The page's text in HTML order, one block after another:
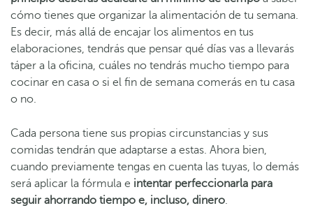
cómo tienes que organizar la alimentación de tu semana.
Es decir, más allá de encajar los alimentos en tus
elaboraciones, tendrás que pensar qué días vas a llevarás
táper a la oficina, cuáles no tendrás mucho tiempo para
cocinar en casa o si el fin de semana comerás en tu casa
o no.
Cada persona tiene sus propias circunstancias y sus
comidas tendrán que adaptarse a estas. Ahora bien,
cuando previamente tengas en cuenta las tuyas, lo demás
será aplicar la fórmula e intentar perfeccionarla para
seguir ahorrando tiempo e, incluso, dinero.